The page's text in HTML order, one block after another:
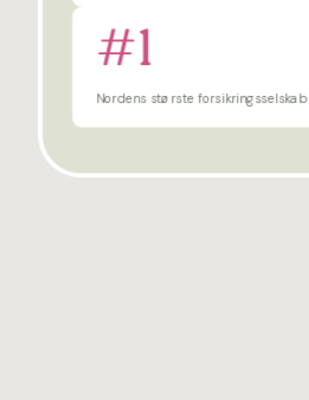
#1
Nordens største forsikringsselskab